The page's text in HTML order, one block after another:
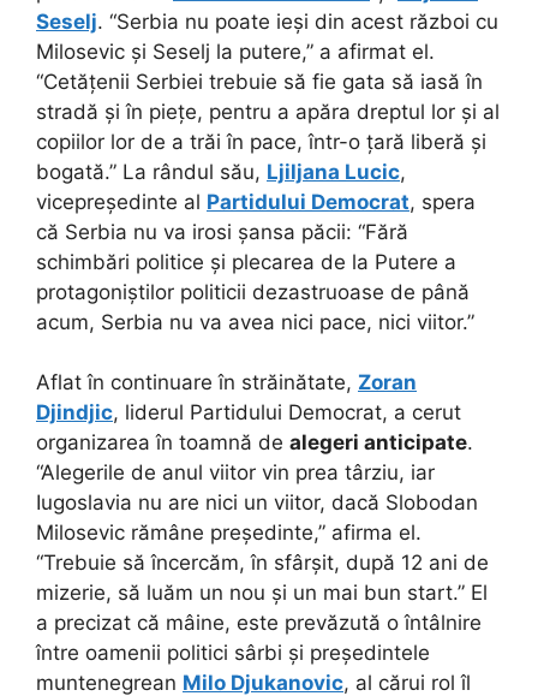
Seselj. “Serbia nu poate ieși din acest război cu
Milosevic și Seselj la putere,” a afirmat el.
“Cetățenii Serbiei trebuie să fie gata să iasă în
stradă și în piețe, pentru a apăra dreptul lor și al
copiilor lor de a trăi în pace, într-o țară liberă și
bogată.” La rândul său, Ljiljana Lucic,
vicepreședinte al Partidului Democrat, spera
că Serbia nu va irosi șansa păcii: “Fără
schimbări politice și plecarea de la Putere a
protagoniștilor politicii dezastruoase de până
acum, Serbia nu va avea nici pace, nici viitor.”
Aflat în continuare în străinătate, Zoran
Djindjic, liderul Partidului Democrat, a cerut
organizarea în toamnă de alegeri anticipate.
“Alegerile de anul viitor vin prea târziu, iar
Iugoslavia nu are nici un viitor, dacă Slobodan
Milosevic rămâne președinte,” afirma el.
“Trebuie să încercăm, în sfârșit, după 12 ani de
mizerie, să luăm un nou și un mai bun start.” El
a precizat că mâine, este prevăzută o întâlnire
între oamenii politici sârbi și președintele
muntenegrean Milo Djukanovic, al cărui rol îl